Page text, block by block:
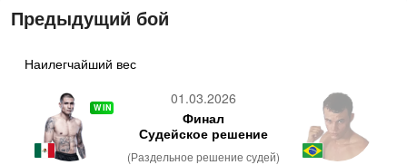
Предыдущий бой
Наилегчайший вес
WIN
01.03.2026
Финал
Судейское решение
(Раздельное решение судей)